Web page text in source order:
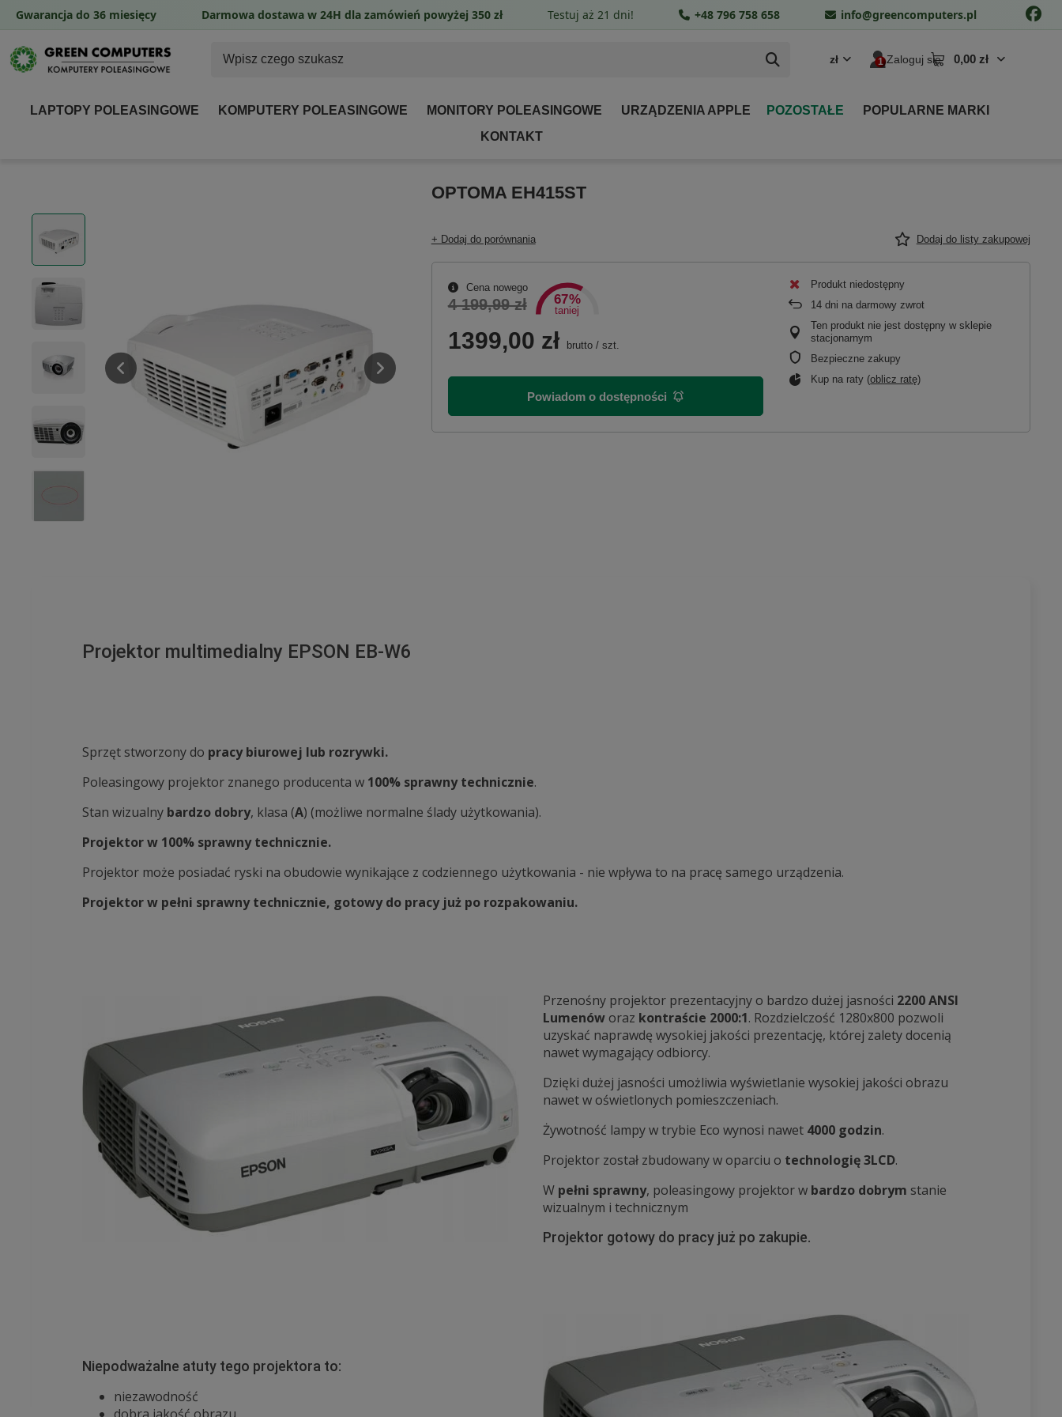
zł Zaloguj się 0,00 zł
LAPTOPY POLEASINGOWE KOMPUTERY POLEASINGOWE MONITORY POLEASINGOWE URZĄDZENIA APPLE POZOSTAŁE
POPULARNE MARKI
KONTAKT
OPTOMA EH415ST
+ Dodaj do porównania Dodaj do listy zakupowej
Cena nowego
4 199,99 zł 67%
taniej
1399,00 zł brutto/ szt.
Powiadom o dostępności
Produkt niedostępny
14 dni na darmowy zwrot
Ten produkt nie jest dostępny w sklepie
stacjonarnym
Bezpieczne zakupy
Kup na raty (oblicz ratę)
Projektor multimedialny EPSON EB-W6
Sprzęt stworzony do pracy biurowej lub rozrywki.
Poleasingowy projektor znanego producenta w 100% sprawny technicznie.
Stan wizualny bardzo dobry, klasa (A) (możliwe normalne ślady użytkowania).
Projektor w 100% sprawny technicznie.
Projektor może posiadać ryski na obudowie wynikające z codziennego użytkowania - nie wpływa to na pracę samego urządzenia.
Projektor w pełni sprawny technicznie, gotowy do pracy już po rozpakowaniu.
Przenośny projektor prezentacyjny o bardzo dużej jasności 2200 ANSI
Lumenów oraz kontraście 2000:1. Rozdzielczość 1280x800 pozwoli
uzyskać naprawdę wysokiej jakości prezentację, której zalety docenią
nawet wymagający odbiorcy.
Dzięki dużej jasności umożliwia wyświetlanie wysokiej jakości obrazu
nawet w oświetlonych pomieszczeniach.
Żywotność lampy w trybie Eco wynosi nawet 4000 godzin.
Projektor został zbudowany w oparciu o technologię 3LCD.
W pełni sprawny, poleasingowy projektor w bardzo dobrym stanie
wizualnym i technicznym
Projektor gotowy do pracy już po zakupie.
Niepodważalne atuty tego projektora to:
niezawodność
Gwarancja do 36 miesięcy Darmowa dostawa w 24H dla zamówień powyżej 350 zł Testuj aż 21 dni! +48 796 758 658 info@greencomputers.pl